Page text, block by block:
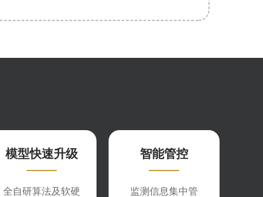
模型快速升级
全自研算法及软硬
智能管控
监测信息集中管